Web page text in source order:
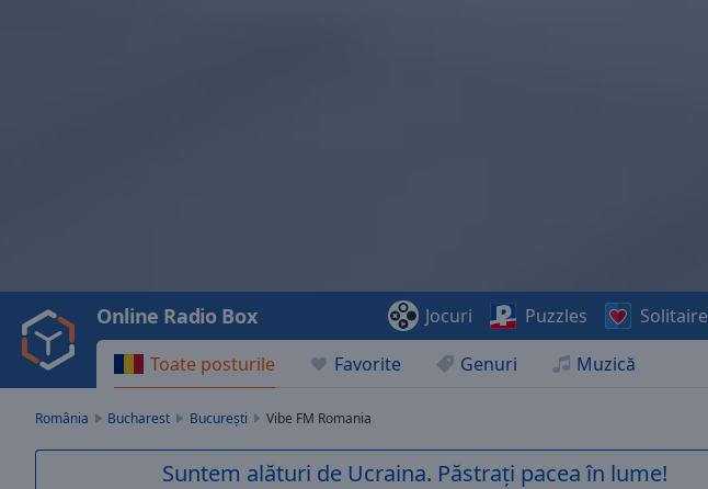
Video
Play
Backward
Skip
Current
Toate posturile Favorite Genuri Muzică
Online Radio Box Jocuri Puzzles Solitaire
România Bucharest București Vibe FM Romania
Suntem alături de Ucraina. Păstrați pacea în lume!